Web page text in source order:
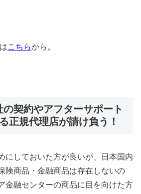
こちらから。
契約やアフターサポート
正規代理店が請け負う！
にしておいた方が良いが、日本国内
険商品・金融商品は存在しないの
金融センターの商品に目を向けた方